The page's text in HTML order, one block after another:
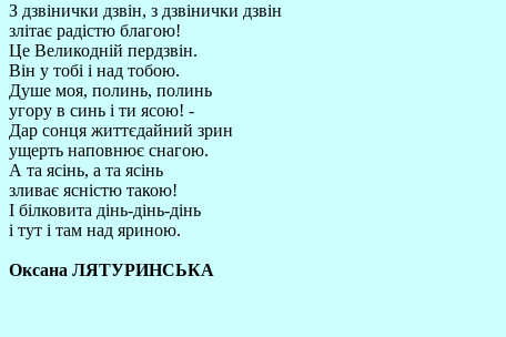
З дзвінички дзвін, з дзвінички дзвін
злітає радістю благою!
Це Великодній пердзвін.
Він у тобі і над тобою.
Душе моя, полинь, полинь
угору в синь і ти ясою! -
Дар сонця життєдайний зрин
ущерть наповнює снагою.
А та ясінь, а та ясінь
зливає ясністю такою!
І білковита дінь-дінь-дінь
і тут і там над яриною.
Оксана ЛЯТУРИНСЬКА